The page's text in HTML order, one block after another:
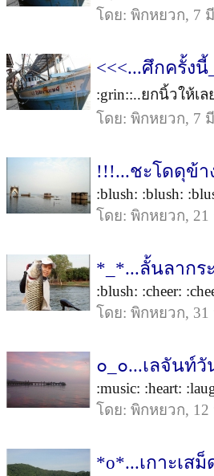
โดย: พิกหยวก, 7
<<<...ศึกครั้ง
:grin::..ยกนิ้วให้เล
โดย: พิกหยวก, 7
!!!...ชะโดดุข้า
:blush: :blush:
โดย: พิกหยวก, 21
*_*...ลั้นลากร
:blush: :cheer:
โดย: พิกหยวก, 31
๐_๐...เลจันท์
:music: :heart:
โดย: พิกหยวก, 12
*o*...เกาะเส